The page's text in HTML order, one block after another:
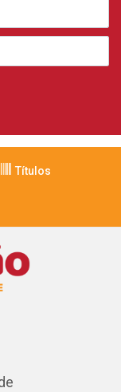
Títulos